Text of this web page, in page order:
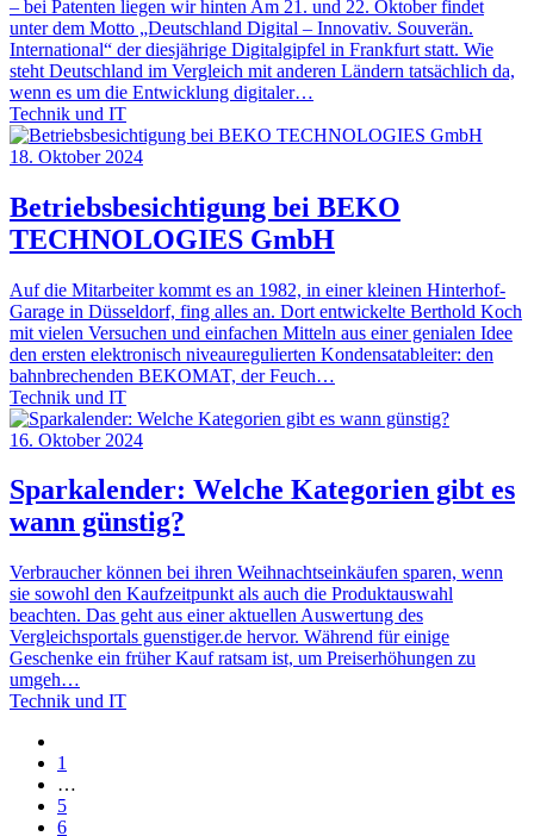
– bei Patenten liegen wir hinten Am 21. und 22. Oktober findet
unter dem Motto „Deutschland Digital – Innovativ. Souverän.
International“ der diesjährige Digitalgipfel in Frankfurt statt. Wie
steht Deutschland im Vergleich mit anderen Ländern tatsächlich da,
wenn es um die Entwicklung digitaler…
Technik und IT
18. Oktober 2024
Betriebsbesichtigung bei BEKO
TECHNOLOGIES GmbH
Auf die Mitarbeiter kommt es an 1982, in einer kleinen Hinterhof-
Garage in Düsseldorf, fing alles an. Dort entwickelte Berthold Koch
mit vielen Versuchen und einfachen Mitteln aus einer genialen Idee
den ersten elektronisch niveauregulierten Kondensatableiter: den
bahnbrechenden BEKOMAT, der Feuch…
Technik und IT
16. Oktober 2024
Sparkalender: Welche Kategorien gibt es
wann günstig?
Verbraucher können bei ihren Weihnachtseinkäufen sparen, wenn
sie sowohl den Kaufzeitpunkt als auch die Produktauswahl
beachten. Das geht aus einer aktuellen Auswertung des
Vergleichsportals guenstiger.de hervor. Während für einige
Geschenke ein früher Kauf ratsam ist, um Preiserhöhungen zu
umgeh…
Technik und IT
1
…
5
6